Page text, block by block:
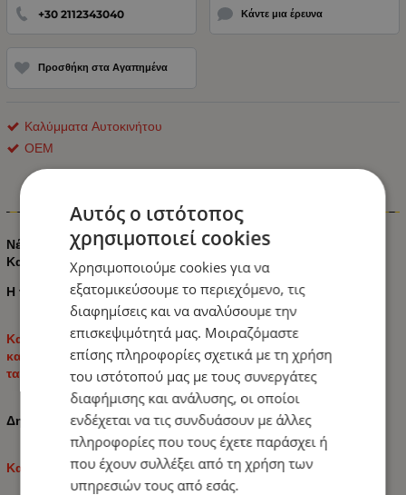
+30 2112343040 Κάντε μια έρευνα
Προσθήκη στα Αγαπημένα
Καλύμματα Αυτοκινήτου
ΟΕΜ
Πληροφορίες
Νέα Υφασμάτινη ΤαπετσαρίαΥψηλής Τεχνολογίας
Καθίσματα Αυτοκινήτων:
Η ταπετσαρία ταιριάζει σε κάθε μοντέλο αυτοκινήτου.
Κατάλληλο για χρήση, η ταπετσαρία προστατεύει τα
καθίσματα του αυτοκινήτου σας διατηρώντας την αρχική
ταπετσαρία από τη βρωμιά και τη φθορά.
Δημιουργεί μια άνετη ατμόσφαιρα στο αυτοκίνητό σας.
Κατασκευασμένο από υλικά Υψηλής Τεχνολογίας.
Αυτός ο ιστότοπος
χρησιμοποιεί cookies
Χρησιμοποιούμε cookies για να
εξατομικεύσουμε το περιεχόμενο, τις
διαφημίσεις και να αναλύσουμε την
επισκεψιμότητά μας. Μοιραζόμαστε
επίσης πληροφορίες σχετικά με τη χρήση
του ιστότοπού μας με τους συνεργάτες
διαφήμισης και ανάλυσης, οι οποίοι
ενδέχεται να τις συνδυάσουν με άλλες
πληροφορίες που τους έχετε παράσχει ή
που έχουν συλλέξει από τη χρήση των
υπηρεσιών τους από εσάς.